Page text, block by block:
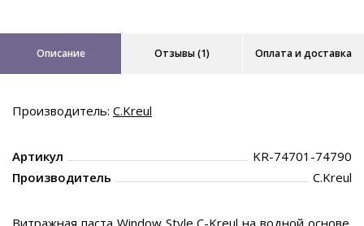
Описание Отзывы (1) Оплата и доставка
Производитель: C.Kreul
Артикул
KR-74701-74790
Производитель
C.Kreul
Витражная паста Window Style C-Kreul на водной основе.